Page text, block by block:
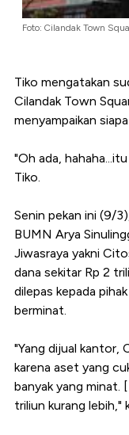
Foto: Cilandak Town
Tiko mengatakan
Cilandak Town
menyampaikan
"Oh ada,
Tiko.
Senin pekan ini (9/
BUMN Arya
Jiwasraya yakni
dana sekitar Rp 2
dilepas kepada
berminat.
"Yang dijual kantor,
karena aset yang
banyak yang minat.
triliun kurang lebih,"